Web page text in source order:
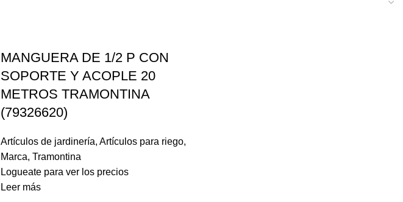
MANGUERA DE 1/2 P CON
SOPORTE Y ACOPLE 20
METROS TRAMONTINA
(79326620)
Artículos de jardinería, Artículos para riego,
Marca, Tramontina
Logueate para ver los precios
Leer más